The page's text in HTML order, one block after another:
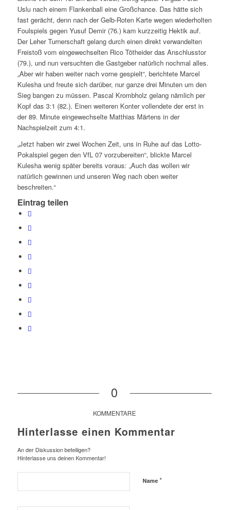
Uslu nach einem Flankenball eine Großchance. Das hätte sich
fast gerächt, denn nach der Gelb-Roten Karte wegen wiederholten
Foulspiels gegen Yusuf Demir (76.) kam kurzzeitig Hektik auf.
Der Leher Turnerschaft gelang durch einen direkt verwandelten
Freistoß vom eingewechselten Rico Tötheider das Anschlusstor
(79.), und nun versuchten die Gastgeber natürlich nochmal alles.
„Aber wir haben weiter nach vorne gespielt“, berichtete Marcel
Kulesha und freute sich darüber, nur ganze drei Minuten um den
Sieg bangen zu müssen. Pascal Krombholz gelang nämlich per
Kopf das 3:1 (82.). Einen weiteren Konter vollendete der erst in
der 89. Minute eingewechselte Matthias Märtens in der
Nachspielzeit zum 4:1.
„Jetzt haben wir zwei Wochen Zeit, uns in Ruhe auf das Lotto-
Pokalspiel gegen den VfL 07 vorzubereiten“, blickte Marcel
Kulesha wenig später bereits voraus: „Auch das wollen wir
natürlich gewinnen und unseren Weg nach oben weiter
beschreiten.“
Eintrag teilen
0
KOMMENTARE
Hinterlasse einen Kommentar
An der Diskussion beteiligen?
Hinterlasse uns deinen Kommentar!
Name *